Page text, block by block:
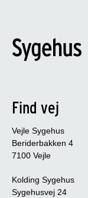
Find vej
Vejle Sygehus
Beriderbakken 4
7100 Vejle
Kolding Sygehus
Sygehusvej 24